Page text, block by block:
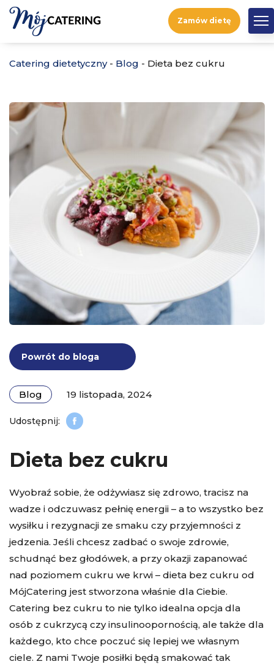
Zamów dietę
Catering dietetyczny- Blog - Dieta bez cukru
Powrót do bloga
Blog 19 listopada, 2024
Dieta bez cukru
Wyobraź sobie, że odżywiasz się zdrowo, tracisz na
wadze i odczuwasz pełnię energii – a to wszystko bez
wysiłku i rezygnacji ze smaku czy przyjemności z
jedzenia. Jeśli chcesz zadbać o swoje zdrowie,
schudnąć bez głodówek, a przy okazji zapanować
nad poziomem cukru we krwi – dieta bez cukru od
MójCatering jest stworzona właśnie dla Ciebie.
Catering bez cukru to nie tylko idealna opcja dla
osób z cukrzycą czy insulinoopornością, ale także dla
każdego, kto chce poczuć się lepiej we własnym
ciele. Z nami Twoje posiłki będą smakować tak